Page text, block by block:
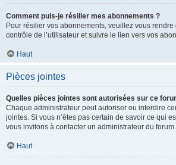
Comment puis-je résilier mes abonnements ?
Pour résilier vos abonnements, veuillez vous
contrôle de l’utilisateur et suivre le lien vers vos
Haut
Pièces jointes
Quelles pièces jointes sont autorisées sur ce
Chaque administrateur peut autoriser ou interdire
jointes. Si vous n’êtes pas certain de savoir ce qui
vous invitons à contacter un administrateur du forum.
Haut